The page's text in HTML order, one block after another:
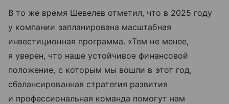
В то же время Шевелев отметил, что в 2025 году
у компании запланирована масштабная
инвестиционная программа. «Тем не менее,
я уверен, что наше устойчивое финансовой
положение, с которым мы вошли в этот год,
сбалансированная стратегия развития
и профессиональная команда помогут нам